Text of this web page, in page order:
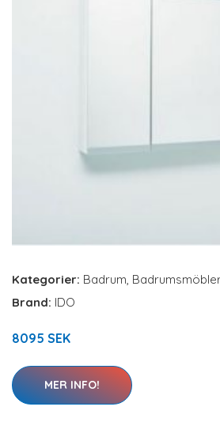
Kategorier: Badrum,
Brand: IDO
8095 SEK
MER INFO!